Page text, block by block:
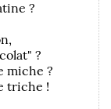
?
?
miche ?
triche !